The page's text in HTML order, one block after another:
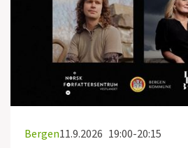
Bergen11.9.2026 19:00-20:15